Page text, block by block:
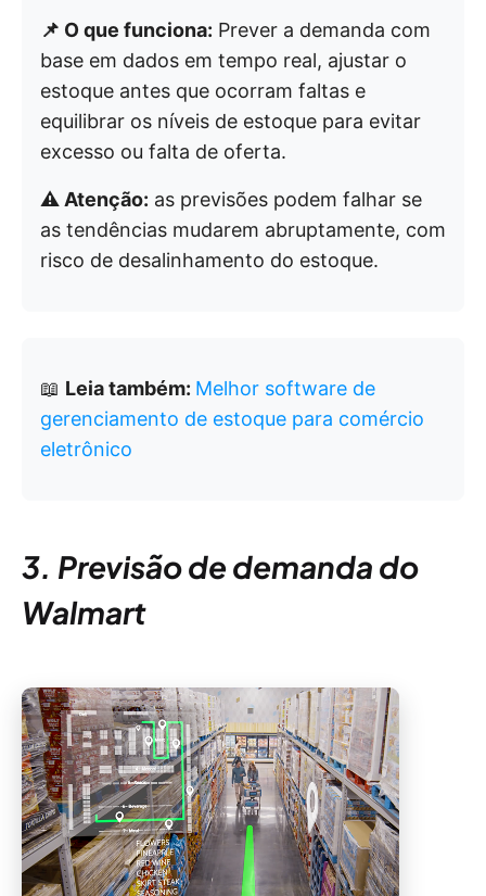
📌 O que funciona: Prever a demanda com
base em dados em tempo real, ajustar o
estoque antes que ocorram faltas e
equilibrar os níveis de estoque para evitar
excesso ou falta de oferta.
⚠️ Atenção: as previsões podem falhar se
as tendências mudarem abruptamente, com
risco de desalinhamento do estoque.
📖 Leia também: Melhor software de
gerenciamento de estoque para comércio
eletrônico
3. Previsão de demanda do
Walmart